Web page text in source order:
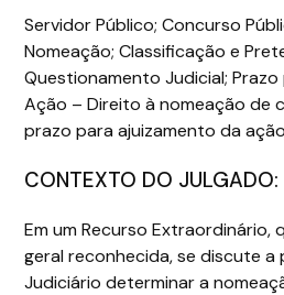
Servidor Público; Concurso
Nomeação; Classificação e
Questionamento Judicial;
Ação – Direito à nomeação de
prazo para ajuizamento da
CONTEXTO DO JULGADO:
Em um Recurso Extraordinário,
geral reconhecida, se discute a
Judiciário determinar a